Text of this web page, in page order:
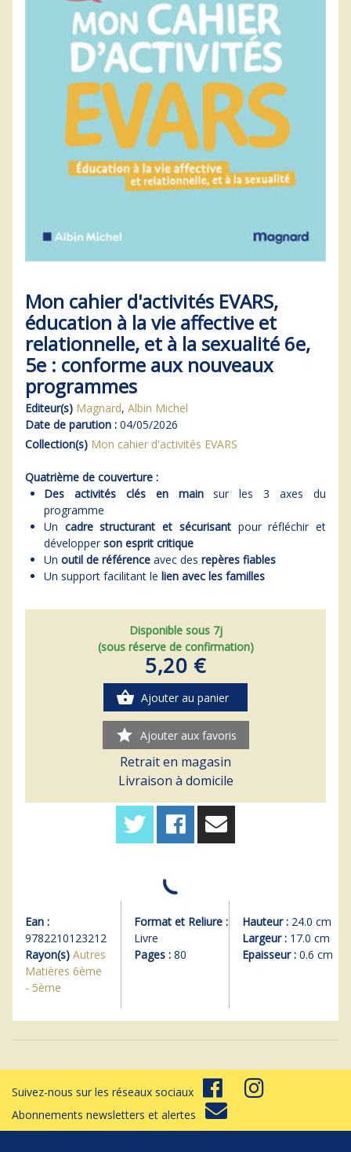
Mon cahier d'activités EVARS,
éducation à la vie affective et
relationnelle, et à la sexualité 6e,
5e : conforme aux nouveaux
programmes
Editeur(s) Magnard, Albin Michel
Date de parution : 04/05/2026
Collection(s) Mon cahier d'activités EVARS
Quatrième de couverture :
Des activités clés en mainsur les 3 axes du
programme
Un cadre structurant et sécurisant pour réfléchir et
développer son esprit critique
Un outil de référence avec des repères fiables
Un support facilitant le lien avec les familles
Disponible sous 7j
(sous réserve de confirmation)
5,20 €
shopping_basket Ajouter au panier
star Ajouter aux favoris
Retrait en magasin
Livraison à domicile
Ean :
9782210123212
Rayon(s) Autres
Matières 6ème
- 5ème
Format et Reliure :
Livre
Pages :80
Hauteur : 24.0 cm
Largeur : 17.0 cm
Epaisseur : 0.6 cm
Suivez-nous sur les réseaux sociaux
Abonnements newsletters et alertes